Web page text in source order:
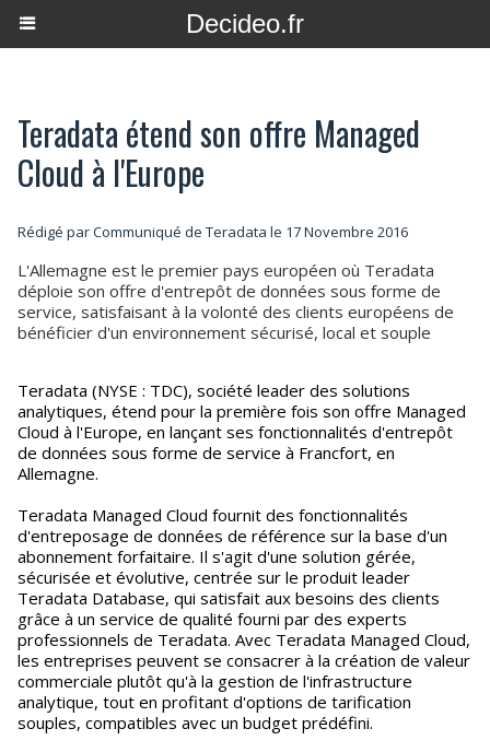
Decideo.fr
Teradata étend son offre Managed
Cloud à l'Europe
Rédigé par Communiqué de Teradata le 17 Novembre 2016
L'Allemagne est le premier pays européen où Teradata
déploie son offre d'entrepôt de données sous forme de
service, satisfaisant à la volonté des clients européens de
bénéficier d'un environnement sécurisé, local et souple
Teradata (NYSE : TDC), société leader des solutions
analytiques, étend pour la première fois son offre Managed
Cloud à l'Europe, en lançant ses fonctionnalités d'entrepôt
de données sous forme de service à Francfort, en
Allemagne.
Teradata Managed Cloud fournit des fonctionnalités
d'entreposage de données de référence sur la base d'un
abonnement forfaitaire. Il s'agit d'une solution gérée,
sécurisée et évolutive, centrée sur le produit leader
Teradata Database, qui satisfait aux besoins des clients
grâce à un service de qualité fourni par des experts
professionnels de Teradata. Avec Teradata Managed Cloud,
les entreprises peuvent se consacrer à la création de valeur
commerciale plutôt qu'à la gestion de l'infrastructure
analytique, tout en profitant d'options de tarification
souples, compatibles avec un budget prédéfini.